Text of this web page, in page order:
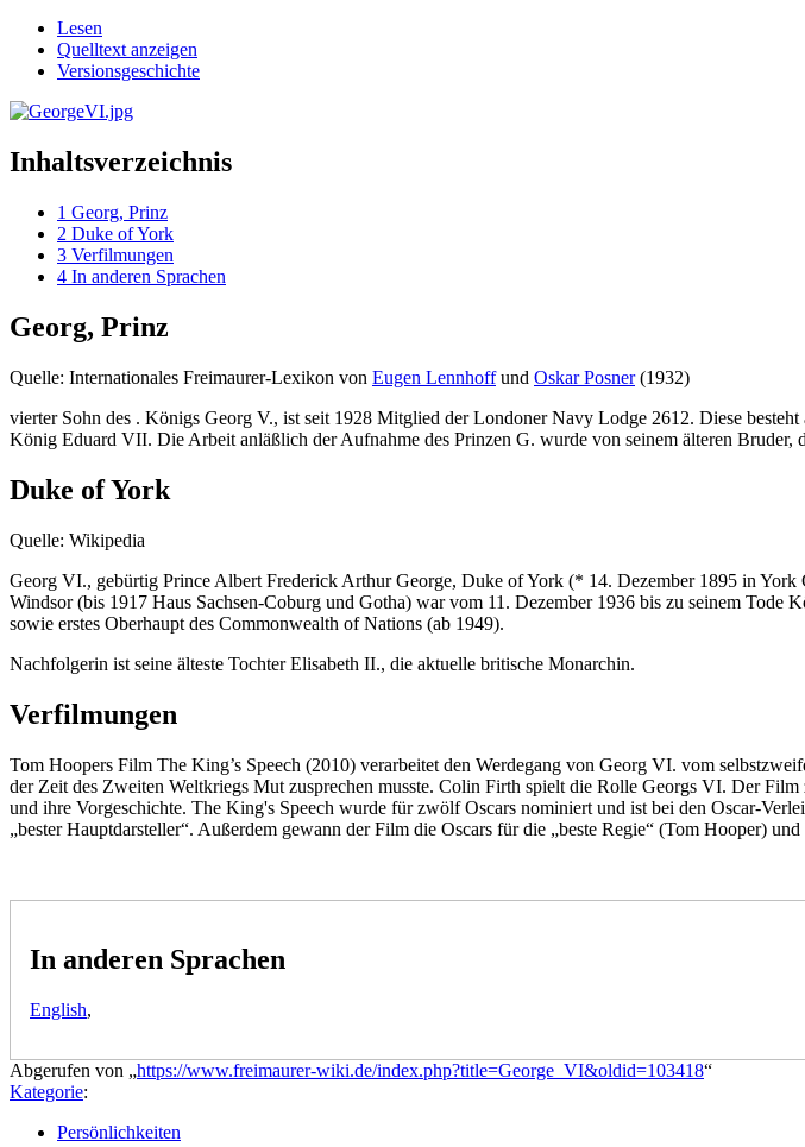
Lesen
Quelltext anzeigen
Versionsgeschichte
Inhaltsverzeichnis
1 Georg, Prinz
2 Duke of York
3 Verfilmungen
4 In anderen Sprachen
Georg, Prinz
Quelle: Internationales Freimaurer-Lexikon von Eugen Lennhoffund Oskar Posner(1932)
vierter Sohn des . Königs Georg V., ist seit 1928 Mitglied der Londoner Navy Lodge 2612. Diese
König Eduard VII. Die Arbeit anläßlich der Aufnahme des Prinzen G. wurde von seinem älteren Bruder,
Duke of York
Quelle: Wikipedia
Georg VI., gebürtig Prince Albert Frederick Arthur George, Duke of York (* 14. Dezember 1895 in
Windsor (bis 1917 Haus Sachsen-Coburg und Gotha) war vom 11. Dezember 1936 bis zu seinem
sowie erstes Oberhaupt des Commonwealth of Nations (ab 1949).
Nachfolgerin ist seine älteste Tochter Elisabeth II., die aktuelle britische Monarchin.
Verfilmungen
Tom Hoopers Film The King’s Speech (2010) verarbeitet den Werdegang von Georg VI. vom
der Zeit des Zweiten Weltkriegs Mut zusprechen musste. Colin Firth spielt die Rolle Georgs VI. Der
und ihre Vorgeschichte. The King's Speech wurde für zwölf Oscars nominiert und ist bei den Oscar-
„bester Hauptdarsteller“. Außerdem gewann der Film die Oscars für die „beste Regie“ (Tom Hooper)
In anderen Sprachen
English,
Abgerufen von „https://www.freimaurer-wiki.de/index.php?title=George_VI&oldid=103418“
Kategorie:
Persönlichkeiten